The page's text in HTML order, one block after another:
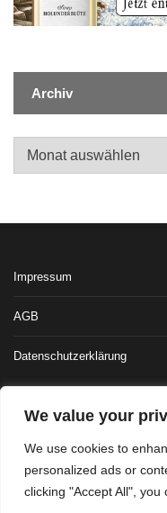
We value your
We use cookies to
personalized ads or
clicking "Accept All", you
Archiv
Impressum
AGB
Datenschutzerklärung